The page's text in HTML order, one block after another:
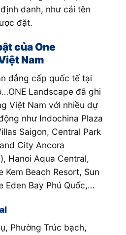
danh, như cái tên
đặt.
của One
Nam
đẳng cấp quốc tế tại
Landscape đã ghi
Việt Nam với nhiều dự
như Indochina Plaza
Saigon, Central Park
City Ancora
Hanoi Aqua Central,
Kem Beach Resort, Sun
Eden Bay Phú Quốc,…
Phường Trúc bạch,